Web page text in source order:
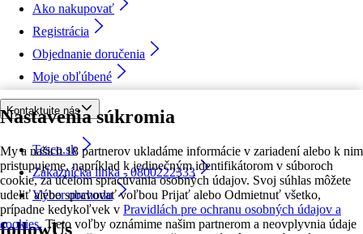
Nastavenia súkromia
My a našich 18 partnerov ukladáme informácie v zariadení alebo k nim
pristupujeme, napríklad k jedinečným identifikátorom v súboroch
cookie, za účelom spracúvania osobných údajov. Svoj súhlas môžete
udeliť alebo spravovať voľbou Prijať alebo Odmietnuť všetko,
prípadne kedykoľvek v Pravidlách pre ochranu osobných údajov a
cookies. Tieto voľby oznámime našim partnerom a neovplyvnia údaje
Ako nakupovať
Registrácia
Objednanie doručenia
Moje obľúbené
Kontaktujte nás
Tesco.sk
Zákaznícka linka - 0800222333
Výber obchodu
followUs